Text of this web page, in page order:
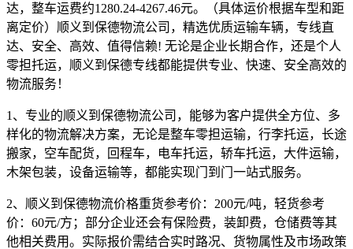
达，整车运费约1280.24-4267.46元。（具体运价根据车型和距
离定价）顺义到保德物流公司，精选优质运输车辆，专线直
达、安全、高效、值得信赖! 无论是企业长期合作，还是个人
零担托运，顺义到保德专线都能提供专业、快速、安全高效的
物流服务！
1、专业的顺义到保德物流公司，能够为客户提供全方位、多
样化的物流解决方案，无论是整车零担运输，行李托运，长途
搬家，空车配货，回程车，电车托运，轿车托运，大件运输，
木架包装，设备运输等，都能实现门到门一站式服务。
2、顺义到保德物流价格重货参考价：200元/吨，轻货参考
价：60元/方；部分企业还会有保险费，装卸费，仓储费等其
他相关费用。实际报价需结合实时路况、货物属性及市场政策